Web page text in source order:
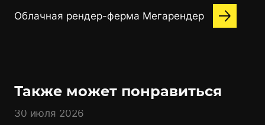
Облачная рендер-ферма Мегарендер
Также может понравиться
30 июля 2026